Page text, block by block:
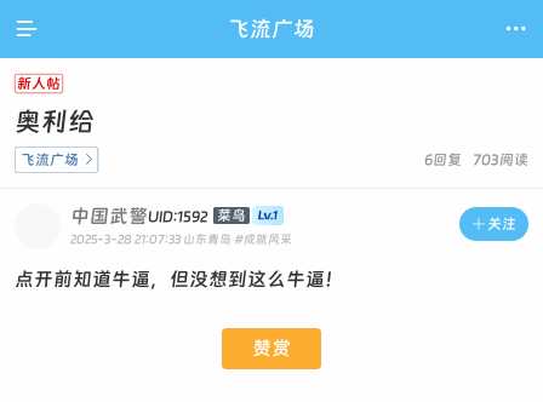
 飞流广场 
新人帖
奥利给
6回复 703阅读
飞流广场 
 关注
中国武警UID:1592 菜鸟
2025-3-28 21:07:33 山东青岛 #成就风采
点开前知道牛逼，但没想到这么牛逼！
赞赏